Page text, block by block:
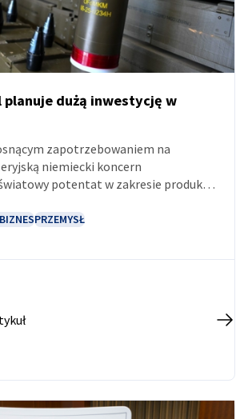
planuje dużą inwestycję w
zapotrzebowaniem na
niemiecki koncern
potentat w zakresie produkcji
miałyby produkować modułowe
PRZEMYSŁ